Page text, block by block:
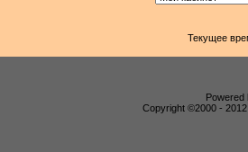
Текущее
Powered
Copyright ©2000 -